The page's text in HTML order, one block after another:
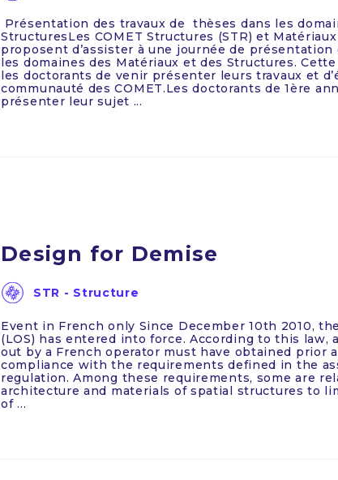
Présentation des travaux de thèses dans les
StructuresLes COMET Structures (STR) et Matériaux
proposent d’assister à une journée de présentation
les domaines des Matériaux et des Structures.
les doctorants de venir présenter leurs travaux et
communauté des COMET.Les doctorants de 1ère
présenter leur sujet ...
Design for Demise
STR - Structure
Event in French only Since December 10th 2010,
(LOS) has entered into force. According to this law,
out by a French operator must have obtained prior
compliance with the requirements defined in the
regulation. Among these requirements, some are
architecture and materials of spatial structures to
of ...